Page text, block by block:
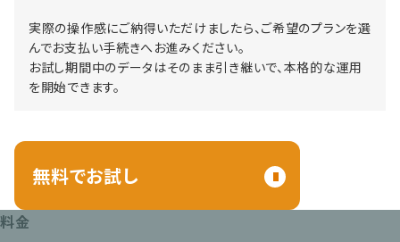
実際の操作感にご納得いただけましたら、ご希望のプランを選
んでお支払い手続きへお進みください。
お試し期間中のデータはそのまま引き継いで、本格的な運用
を開始できます。
無料でお試し
料金